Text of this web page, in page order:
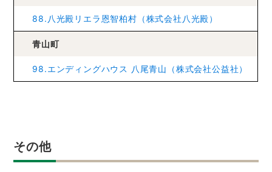
88.八光殿リエラ恩智柏村（株式会社八光殿）
青山町
98.エンディングハウス 八尾青山（株式会社公益社）
その他